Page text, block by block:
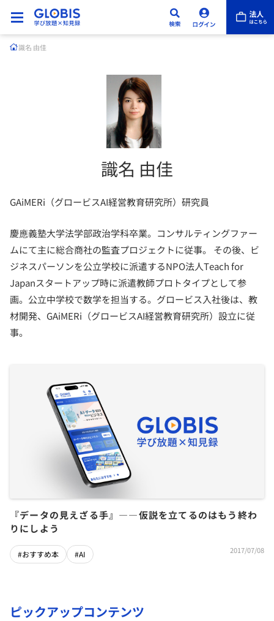
識名 由佳
識名 由佳
GAiMERi（グロービスAI経営教育研究所）研究員
慶應義塾大学法学部政治学科卒業。コンサルティングファー
ムにて主に総合商社の監査プロジェクトに従事。 その後、ビ
ジネスパーソンを公立学校に派遣するNPO法人Teach for
Japanスタートアップ時に派遣教師プロトタイプとして参
画。公立中学校で数学を担当する。グロービス入社後は、教
材開発、GAiMERi（グロービスAI経営教育研究所）設立に従
事。
『データの見えざる手』――仮説を立てるのはもう終わ
りにしよう
#おすすめ本 #AI 2017/07/08
ピックアップコンテンツ